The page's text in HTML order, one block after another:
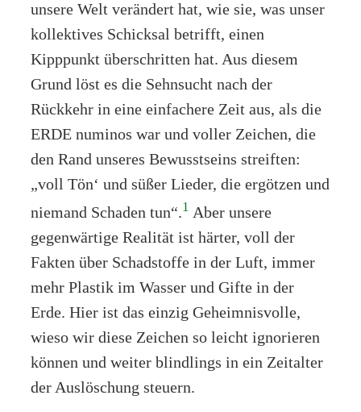
unsere Welt verändert hat, wie sie, was unser
kollektives Schicksal betrifft, einen
Kipppunkt überschritten hat. Aus diesem
Grund löst es die Sehnsucht nach der
Rückkehr in eine einfachere Zeit aus, als die
ERDE numinos war und voller Zeichen, die
den Rand unseres Bewusstseins streiften:
„voll Tön‘ und süßer Lieder, die ergötzen und
niemand Schaden tun“.1 Aber unsere
gegenwärtige Realität ist härter, voll der
Fakten über Schadstoffe in der Luft, immer
mehr Plastik im Wasser und Gifte in der
Erde. Hier ist das einzig Geheimnisvolle,
wieso wir diese Zeichen so leicht ignorieren
können und weiter blindlings in ein Zeitalter
der Auslöschung steuern.